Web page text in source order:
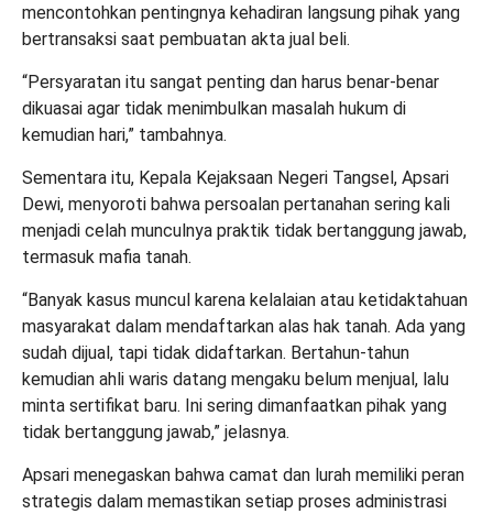
mencontohkan pentingnya kehadiran langsung pihak yang
bertransaksi saat pembuatan akta jual beli.
“Persyaratan itu sangat penting dan harus benar-benar
dikuasai agar tidak menimbulkan masalah hukum di
kemudian hari,” tambahnya.
Sementara itu, Kepala Kejaksaan Negeri Tangsel, Apsari
Dewi, menyoroti bahwa persoalan pertanahan sering kali
menjadi celah munculnya praktik tidak bertanggung jawab,
termasuk mafia tanah.
“Banyak kasus muncul karena kelalaian atau ketidaktahuan
masyarakat dalam mendaftarkan alas hak tanah. Ada yang
sudah dijual, tapi tidak didaftarkan. Bertahun-tahun
kemudian ahli waris datang mengaku belum menjual, lalu
minta sertifikat baru. Ini sering dimanfaatkan pihak yang
tidak bertanggung jawab,” jelasnya.
Apsari menegaskan bahwa camat dan lurah memiliki peran
strategis dalam memastikan setiap proses administrasi